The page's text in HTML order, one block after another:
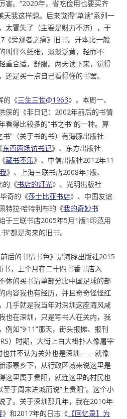
害。“2020年，省吃俭用也要买齐
我这样想。后来觉得“单读”系列一
太冒失了（主要是财力不济），于
《旁观者之痛》旧书。开本比一般
叫什么纸张，淡淡泛黄，轻而不
重合适，舒服。两天读下来，觉得
是买一点自己看得懂的书罢。
的《三生三世@1963》，本周一、
侠的《非日记：2002年前后的书情
看得比较多的“书之书”的一种。算
”（关于书的书）有海豚出版社
东西两场访书记》、东方出版社
藏书不乐》、中信出版社2012年11
》、上海三联书店2008年1版、
的《书店的灯光》、光明出版社
奇的《莎士比亚书店》、中国友谊
特拉·哈特利布的《我的奇妙书
于三联书店2005年5月1版1印范用
”都是淘来的旧书。
后的书情书色》是海豚出版社2015
，上个月在二十四书香书店入
休的买书清单部分比中国足球的部
内容我也有经历，并且奇奇怪怪红
几乎就是我当年对深圳这座海风咸
也在深圳，只是写书人在关内，我
如“9·11”那天，街头报摊、报刊
）时期，大街上白大褂扑人像屠宰
也并不认为关外也是深圳——就像
添寨乡下，从行政区域来说这里是
这里属于贵阳，就连这里的村民也
至于周末进城而说“上贵阳”。这个小
了。关于深圳那几年，我在2010年
》和2017年的日志《 【回忆录】为